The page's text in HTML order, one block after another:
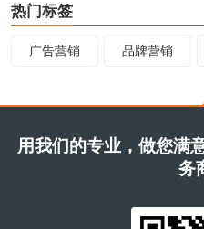
热门标签
广告营销 品牌营销
用我们的专业，做您满
务